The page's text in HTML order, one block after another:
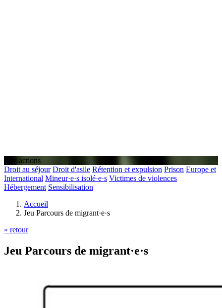
Nos actions
Droit au séjour Droit d'asile Rétention et expulsion Prison Europe et
International Mineur·e·s isolé·e·s Victimes de violences
Hébergement Sensibilisation
Accueil
Jeu Parcours de migrant·e·s
» retour
Jeu Parcours de migrant·e·s